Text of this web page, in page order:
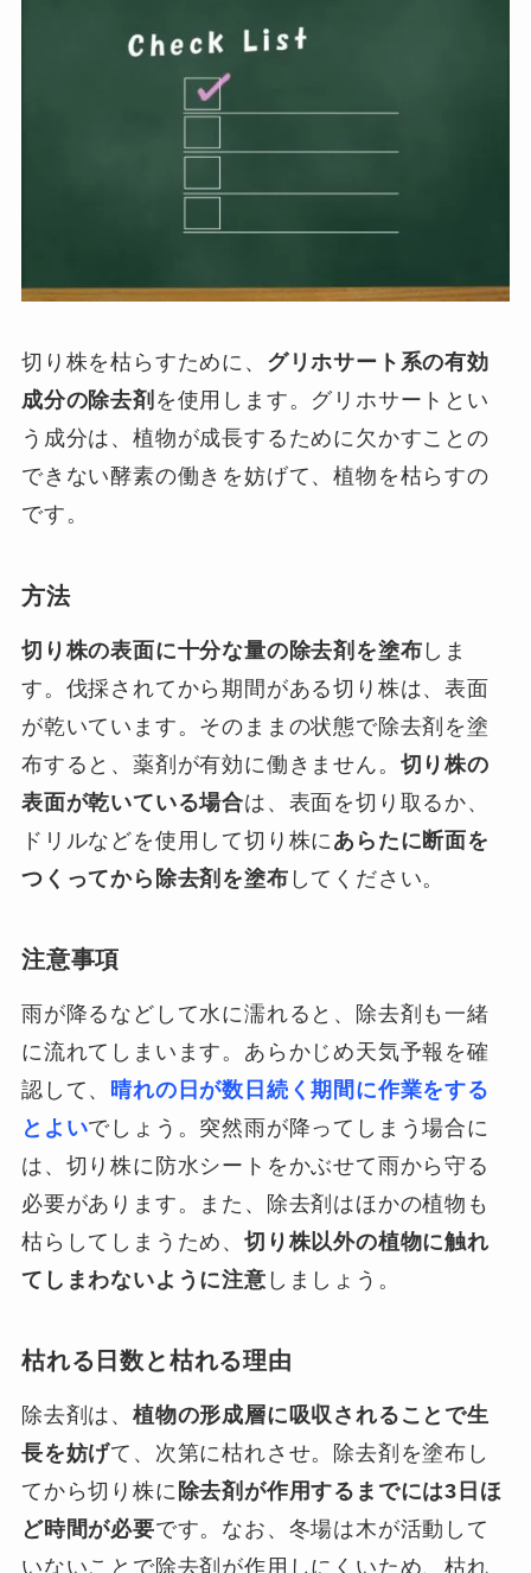
切り株を枯らすために、 グリホサート系の有効
成分の除去剤 を使用します。グリホサートとい
う成分は、植物が成長するために欠かすことの
できない酵素の働きを妨げて、植物を枯らすの
です。
方法
切り株の表面に十分な量の除去剤を塗布 しま
す。伐採されてから期間がある切り株は、表面
が乾いています。そのままの状態で除去剤を塗
布すると、薬剤が有効に働きません。 切り株の
表面が乾いている場合は、表面を切り取るか、
ドリルなどを使用して切り株に あらたに断面を
つくってから除去剤を塗布 してください。
注意事項
雨が降るなどして水に濡れると、除去剤も一緒
に流れてしまいます。あらかじめ天気予報を確
認して、
晴れの日が数日続く期間に作業をする
とよいでしょう。突然雨が降ってしまう場合に
は、切り株に防水シートをかぶせて雨から守る
必要があります。また、除去剤はほかの植物も
枯らしてしまうため、 切り株以外の植物に触れ
てしまわないように注意 しましょう。
枯れる日数と枯れる理由
除去剤は、 植物の形成層に吸収されることで生
長を妨げて、次第に枯れさせ。除去剤を塗布し
てから切り株に 除去剤が作用するまでには3日ほ
ど時間が必要です。なお、冬場は木が活動して
いないことで除去剤が作用しにくいため、枯れ